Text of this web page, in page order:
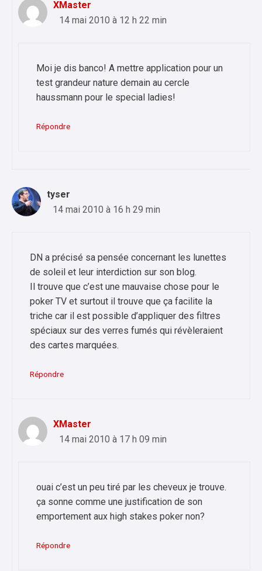
XMaster
14 mai 2010 à 12 h 22 min
Moi je dis banco! A mettre application pour un
test grandeur nature demain au cercle
haussmann pour le special ladies!
Répondre
tyser
14 mai 2010 à 16 h 29 min
DN a précisé sa pensée concernant les lunettes
de soleil et leur interdiction sur son blog.
Il trouve que c’est une mauvaise chose pour le
poker TV et surtout il trouve que ça facilite la
triche car il est possible d’appliquer des filtres
spéciaux sur des verres fumés qui révèleraient
des cartes marquées.
Répondre
XMaster
14 mai 2010 à 17 h 09 min
ouai c’est un peu tiré par les cheveux je trouve.
ça sonne comme une justification de son
emportement aux high stakes poker non?
Répondre